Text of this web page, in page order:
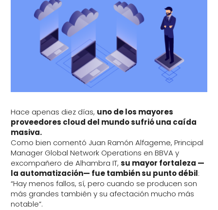
Hace apenas diez días, uno de los mayores
proveedores cloud del mundo sufrió una caída
masiva.
Como bien comentó Juan Ramón Alfageme, Principal
Manager Global Network Operations en BBVA y
excompañero de Alhambra IT,su mayor fortaleza —
la automatización— fue también su punto débil:
“Hay menos fallos, sí, pero cuando se producen son
más grandes también y su afectación mucho más
notable”.